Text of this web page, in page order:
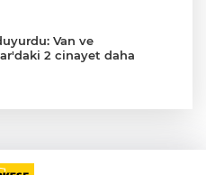
Van ve
2 cinayet daha